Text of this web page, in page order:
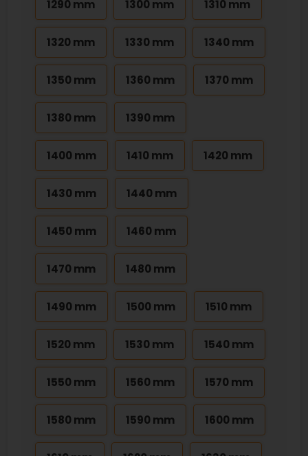
1290 mm 1300 mm 1310 mm
1320 mm 1330 mm 1340 mm
1350 mm 1360 mm 1370 mm
1380 mm 1390 mm
1400 mm 1410 mm 1420 mm
1430 mm 1440 mm
1450 mm 1460 mm
1470 mm 1480 mm
1490 mm 1500 mm 1510 mm
1520 mm 1530 mm 1540 mm
1550 mm 1560 mm 1570 mm
1580 mm 1590 mm 1600 mm